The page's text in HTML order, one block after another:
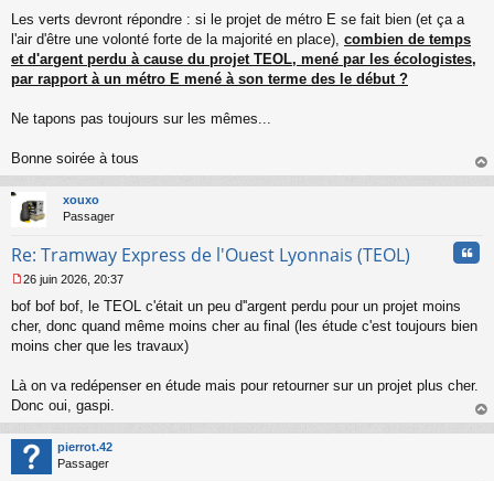
Les verts devront répondre : si le projet de métro E se fait bien (et ça a
l'air d'être une volonté forte de la majorité en place), combien de temps
et d'argent perdu à cause du projet TEOL, mené par les écologistes,
par rapport à un métro E mené à son terme des le début ?
Ne tapons pas toujours sur les mêmes...
Bonne soirée à tous
au
xouxo
Passager
Re: Tramway Express de l'Ouest Lyonnais (TEOL)
e
s
s
e
n
o
n
l
u
26 juin 2026, 20:37
bof bof bof, le TEOL c'était un peu d''argent perdu pour un projet moins
cher, donc quand même moins cher au final (les étude c'est toujours bien
moins cher que les travaux)
Là on va redépenser en étude mais pour retourner sur un projet plus cher.
Donc oui, gaspi.
au
pierrot.42
Passager